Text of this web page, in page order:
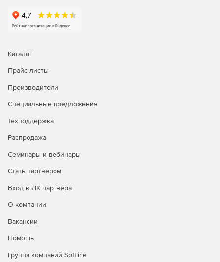
Каталог
Прайс-листы
Производители
Специальные предложения
Техподдержка
Распродажа
Семинары и вебинары
Стать партнером
Вход в ЛК партнера
О компании
Вакансии
Помощь
Группа компаний Softline